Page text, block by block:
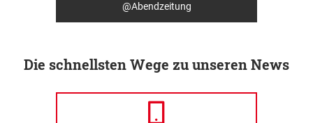
@Abendzeitung
Die schnellsten Wege zu unseren News